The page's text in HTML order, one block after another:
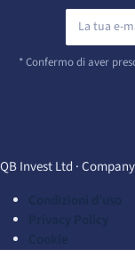
* Confermo di aver
QB Invest Ltd ·